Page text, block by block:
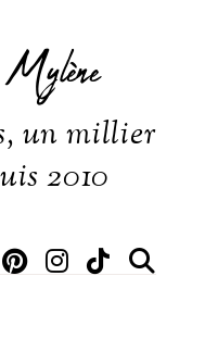
un millier
2010